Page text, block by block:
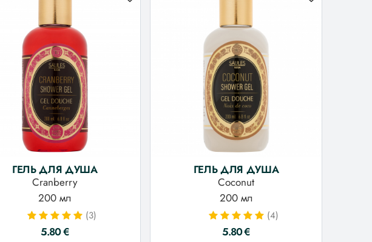
ГЕЛЬ ДЛЯ ДУША
Cranberry
200 мл
(3)
5.80€
ГЕЛЬ ДЛЯ ДУША
Coconut
200 мл
(4)
5.80€